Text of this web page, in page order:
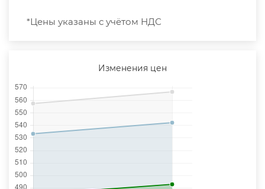
*Цены указаны с учётом НДС
Изменения цен